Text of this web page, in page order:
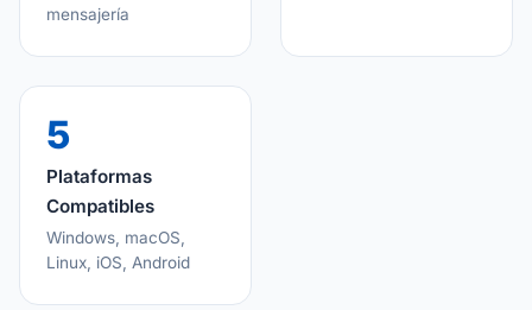
mensajería
5
Plataformas
Compatibles
Windows, macOS,
Linux, iOS, Android